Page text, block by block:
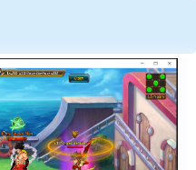
IP tham gia event.
tham gia bằng nhiều
sớm nhất.
nhanh nhất 3kv , 3 giải
tiếp theo sau người thứ